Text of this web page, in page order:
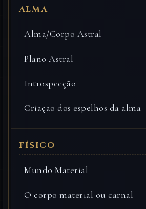
Alma/Corpo Astral
Plano Astral
Introspecção
Criação dos espelhos da alma
Mundo Material
O corpo material ou carnal